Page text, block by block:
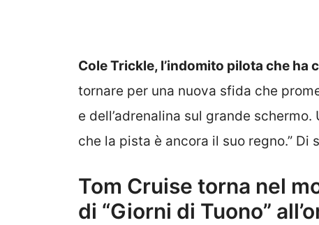
Cole Trickle, l’indomito pilota che
tornare per una nuova sfida che
e dell’adrenalina sul grande
che la pista è ancora il suo regno.”
Tom Cruise torna nel
di “Giorni di Tuono”